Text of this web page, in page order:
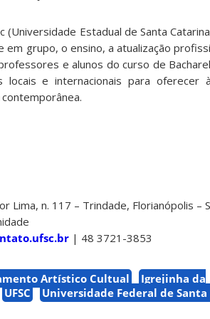
Estadual de Santa
grupo, o ensino, a atualização
e alunos do curso de
locais e internacionais para oferecer
Lima, n. 117 – Trindade, Florianópolis –
| 48 3721-3853
Artístico Cultual
Igrejinha da
UFSC Universidade Federal de